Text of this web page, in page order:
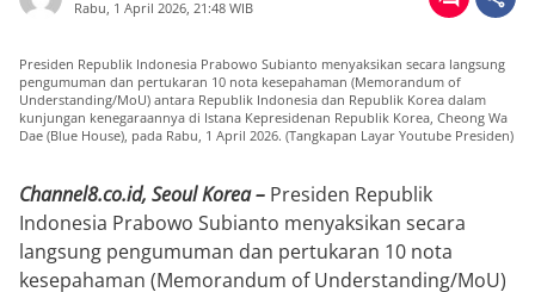
Rabu, 1 April 2026, 21:48 WIB
Presiden Republik Indonesia Prabowo Subianto menyaksikan secara langsung
pengumuman dan pertukaran 10 nota kesepahaman (Memorandum of
Understanding/MoU) antara Republik Indonesia dan Republik Korea dalam
kunjungan kenegaraannya di Istana Kepresidenan Republik Korea, Cheong Wa
Dae (Blue House), pada Rabu, 1 April 2026. (Tangkapan Layar Youtube Presiden)
Channel8.co.id, Seoul Korea – Presiden Republik
Indonesia Prabowo Subianto menyaksikan secara
langsung pengumuman dan pertukaran 10 nota
kesepahaman (Memorandum of Understanding/MoU)